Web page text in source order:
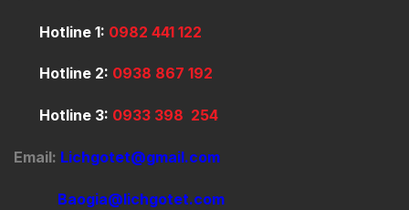
Hotline 1: 0982 441 122
Hotline 2: 0938 867 192
Hotline 3: 0933 398 254
Email: Lichgotet@gmail.com
Baogia@lichgotet.com